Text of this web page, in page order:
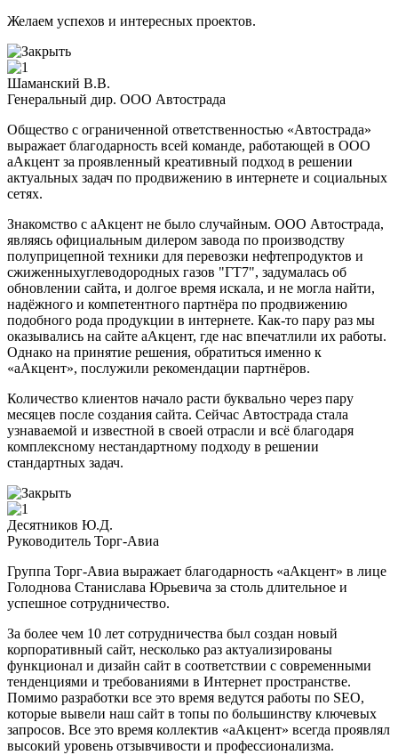
Желаем успехов и интересных проектов.
Шаманский В.В.
Генеральный дир. ООО Автострада
Общество с ограниченной ответственностью «Автострада»
выражает благодарность всей команде, работающей в ООО
аАкцент за проявленный креативный подход в решении
актуальных задач по продвижению в интернете и социальных
сетях.
Знакомство с аАкцент не было случайным. ООО Автострада,
являясь официальным дилером завода по производству
полуприцепной техники для перевозки нефтепродуктов и
сжиженныхуглеводородных газов "ГТ7", задумалась об
обновлении сайта, и долгое время искала, и не могла найти,
надёжного и компетентного партнёра по продвижению
подобного рода продукции в интернете. Как-то пару раз мы
оказывались на сайте аАкцент, где нас впечатлили их работы.
Однако на принятие решения, обратиться именно к
«аАкцент», послужили рекомендации партнёров.
Количество клиентов начало расти буквально через пару
месяцев после создания сайта. Сейчас Автострада стала
узнаваемой и известной в своей отрасли и всё благодаря
комплексному нестандартному подходу в решении
стандартных задач.
Десятников Ю.Д.
Руководитель Торг-Авиа
Группа Торг-Авиа выражает благодарность «аАкцент» в лице
Голоднова Станислава Юрьевича за столь длительное и
успешное сотрудничество.
За более чем 10 лет сотрудничества был создан новый
корпоративный сайт, несколько раз актуализированы
функционал и дизайн сайт в соответствии с современными
тенденциями и требованиями в Интернет пространстве.
Помимо разработки все это время ведутся работы по SEO,
которые вывели наш сайт в топы по большинству ключевых
запросов. Все это время коллектив «аАкцент» всегда проявлял
высокий уровень отзывчивости и профессионализма.